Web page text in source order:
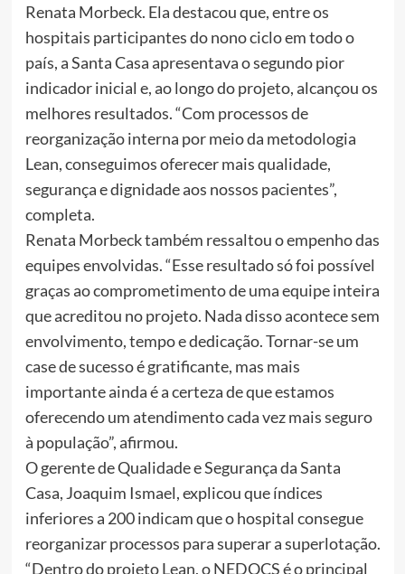
Renata Morbeck. Ela destacou que, entre os
hospitais participantes do nono ciclo em todo o
país, a Santa Casa apresentava o segundo pior
indicador inicial e, ao longo do projeto, alcançou os
melhores resultados. “Com processos de
reorganização interna por meio da metodologia
Lean, conseguimos oferecer mais qualidade,
segurança e dignidade aos nossos pacientes”,
completa.
Renata Morbeck também ressaltou o empenho das
equipes envolvidas. “Esse resultado só foi possível
graças ao comprometimento de uma equipe inteira
que acreditou no projeto. Nada disso acontece sem
envolvimento, tempo e dedicação. Tornar-se um
case de sucesso é gratificante, mas mais
importante ainda é a certeza de que estamos
oferecendo um atendimento cada vez mais seguro
à população”, afirmou.
O gerente de Qualidade e Segurança da Santa
Casa, Joaquim Ismael, explicou que índices
inferiores a 200 indicam que o hospital consegue
reorganizar processos para superar a superlotação.
“Dentro do projeto Lean, o NEDOCS é o principal